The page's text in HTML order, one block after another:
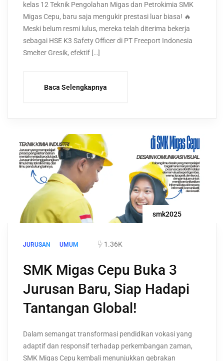
kelas 12 Teknik Pengolahan Migas dan Petrokimia SMK
Migas Cepu, baru saja mengukir prestasi luar biasa! 🔥
Meski belum resmi lulus, mereka telah diterima bekerja
sebagai HSE K3 Safety Officer di PT Freeport Indonesia
Smelter Gresik, efektif […]
Baca Selengkapnya
smk2025
JURUSAN UMUM 1.36K
SMK Migas Cepu Buka 3
Jurusan Baru, Siap Hadapi
Tantangan Global!
Dalam semangat transformasi pendidikan vokasi yang
adaptif dan responsif terhadap perkembangan zaman,
SMK Migas Cepu kembali menunjukkan gebrakan